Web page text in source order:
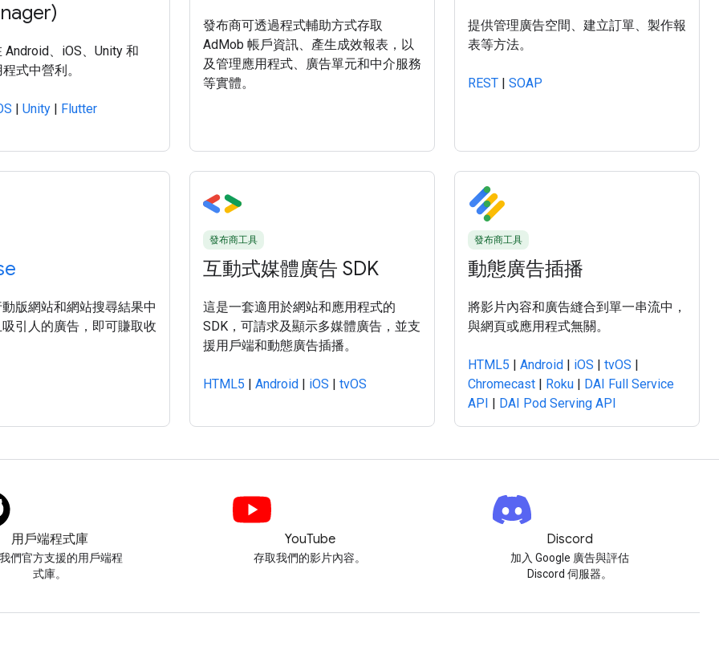
Android、iOS、Unity 和
程式中營利。
| Unity | Flutter
發布商可透過程式輔助方式存取
AdMob 帳戶資訊、產生成效報表，以
及管理應用程式、廣告單元和中介服務
等實體。
提供管理廣告空間、建立訂單、製作報
表等方法。
REST | SOAP
動版網站和網站搜尋結果中
吸引人的廣告，即可賺取收
發布商工具
互動式媒體廣告 SDK
這是一套適用於網站和應用程式的
SDK，可請求及顯示多媒體廣告，並支
援用戶端和動態廣告插播。
HTML5 | Android | iOS | tvOS
發布商工具
動態廣告插播
將影片內容和廣告縫合到單一串流中，
與網頁或應用程式無關。
HTML5 | Android | iOS | tvOS |
Chromecast | Roku | DAI Full Service
API | DAI Pod Serving API
用戶端程式庫
們官方支援的用戶端程
式庫。
YouTube
存取我們的影片內容。
Discord
加入 Google 廣告與評估
Discord 伺服器。